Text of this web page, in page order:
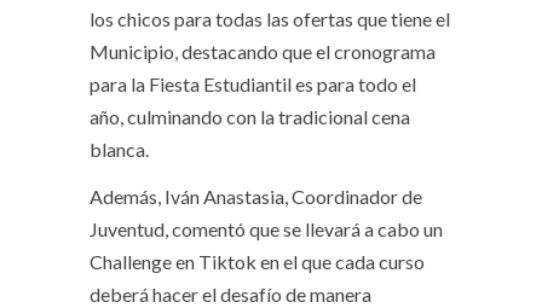
los chicos para todas las ofertas que tiene el
Municipio, destacando que el cronograma
para la Fiesta Estudiantil es para todo el
año, culminando con la tradicional cena
blanca.
Además, Iván Anastasia, Coordinador de
Juventud, comentó que se llevará a cabo un
Challenge en Tiktok en el que cada curso
deberá hacer el desafío de manera